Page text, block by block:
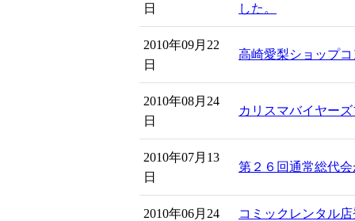
日
した。
2010年09月22
日
高崎愛梨ショップ
2010年08月24
日
カリスマバイヤー
2010年07月13
日
第２６回通常総代
2010年06月24
コミックレンタル